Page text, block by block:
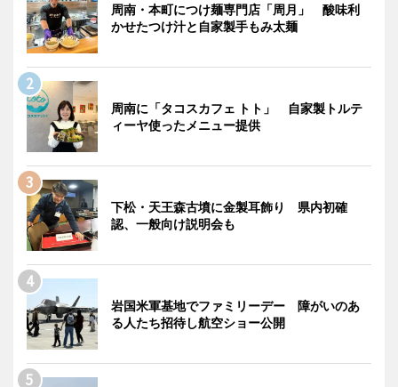
周南・本町につけ麺専門店「周月」 酸味利
かせたつけ汁と自家製手もみ太麺
周南に「タコスカフェ トト」 自家製トルテ
ィーヤ使ったメニュー提供
下松・天王森古墳に金製耳飾り 県内初確
認、一般向け説明会も
岩国米軍基地でファミリーデー 障がいのあ
る人たち招待し航空ショー公開